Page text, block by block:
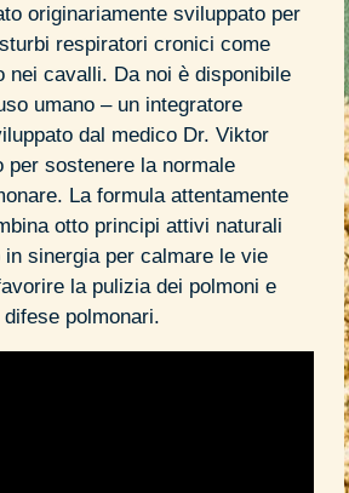
originariamente sviluppato per
respiratori cronici come
nei cavalli. Da noi è disponibile
umano – un integratore
dal medico Dr. Viktor
per sostenere la normale
La formula attentamente
otto principi attivi naturali
sinergia per calmare le vie
la pulizia dei polmoni e
polmonari.